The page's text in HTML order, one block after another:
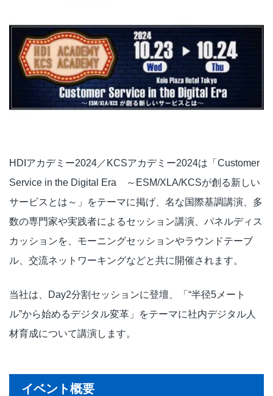
HDIアカデミー2024／KCSアカデミー2024は「Customer
Service in the Digital Era ～ESM/XLA/KCSが創る新しい
サービスとは～」をテーマに掲げ、名な国際基調講演、多
数の専門家や実践者によるセッション講演、パネルディス
カッションを、モーニングセッションやラウンドテーブ
ル、交流ネットワーキングなどと共に開催されます。
当社は、Day2分割セッションに登壇、「“半径5メート
ル”から始めるデジタル変革」をテーマに社内デジタル人
材育成について講演します。
イベント概要